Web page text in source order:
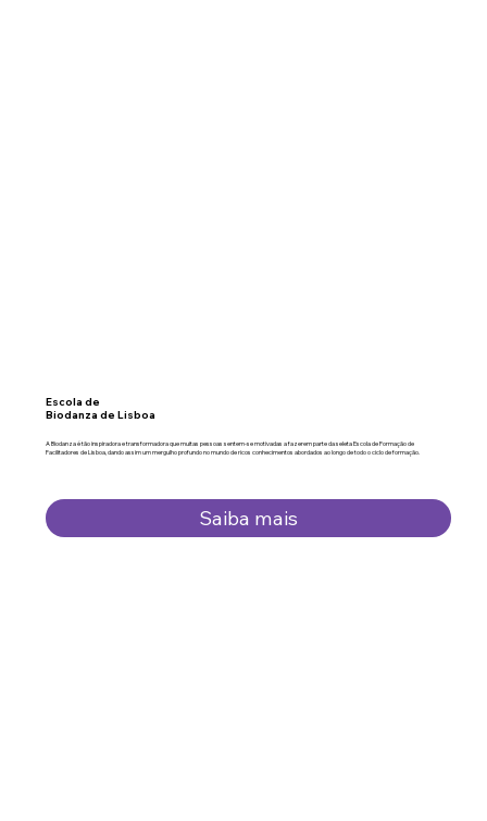
Escola de
Biodanza de Lisboa
A Biodanza é tão inspiradora e transformadora que muitas pessoas sentem-se motivadas a fazerem parte da seleta Escola de Formação de
Facilitadores de Lisboa, dando assim um mergulho profundo no mundo de ricos conhecimentos abordados ao longo de todo o ciclo de formação.
Saiba mais